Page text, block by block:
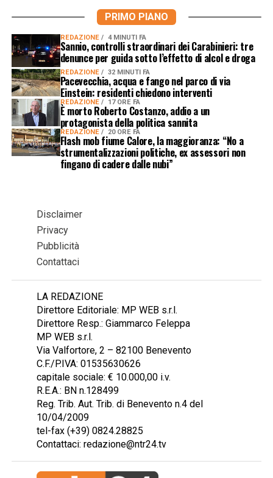
PRIMO PIANO
REDAZIONE 4 MINUTI FA
Sannio, controlli straordinari dei Carabinieri: tre
denunce per guida sotto l’effetto di alcol e droga
REDAZIONE 32 MINUTI FA
Pacevecchia, acqua e fango nel parco di via
Einstein: residenti chiedono interventi
REDAZIONE 17 ORE FA
È morto Roberto Costanzo, addio a un
protagonista della politica sannita
REDAZIONE 20 ORE FA
Flash mob fiume Calore, la maggioranza: “No a
strumentalizzazioni politiche, ex assessori non
fingano di cadere dalle nubi”
Disclaimer
Privacy
Pubblicità
Contattaci
LA REDAZIONE
Direttore Editoriale: MP WEB s.r.l.
Direttore Resp.: Giammarco Feleppa
MP WEB s.r.l.
Via Valfortore, 2 – 82100 Benevento
C.F./P.IVA: 01535630626
capitale sociale: € 10.000,00 i.v.
R.E.A.: BN n.128499
Reg. Trib. Aut. Trib. di Benevento n.4 del
10/04/2009
tel-fax (+39) 0824.28825
Contattaci: redazione@ntr24.tv